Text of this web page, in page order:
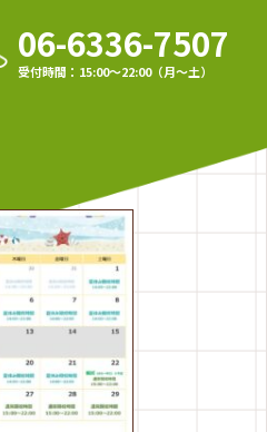
06-6336-7507
受付時間：15:00〜22:00（月〜土）